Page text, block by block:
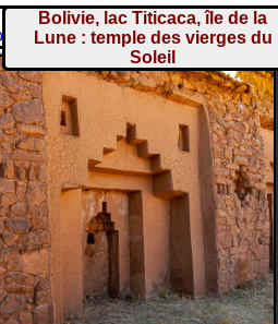
Bolivie, lac Titicaca, île de la
Lune : temple des vierges du
Soleil